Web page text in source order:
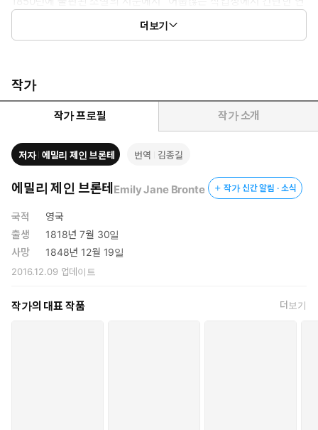
장으로 하찮은 재료를 다듬어 만든 것"이라고 말한 바 있다. 에밀리
가 이 세상에 남긴 것은 이 한 편의 소설과 완성되지 않은 단편적인
는 빛나는 감수성과 시적이고 강렬한 필치, 그리고 새로운 문학사적
의의 때문이다. 백 년이 지난 오늘 이 소설은 셰익스피어의 『리어
왕』, 멜빌의 『백경』과도 곧잘 비교될 만큼 깊은 비극성과 시성
더보기
작가
작가 프로필 작가 소개
저자 에밀리 제인 브론테 번역 김종길
에밀리 제인 브론테 Emily Jane Bronte 작가 신간 알림 · 소식
국적
영국
출생
1818년 7월 30일
사망
1848년 12월 19일
2016.12.09 업데이트
작가의 대표 작품 더보기